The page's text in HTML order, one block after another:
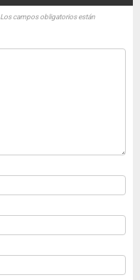
Los campos obligatorios están